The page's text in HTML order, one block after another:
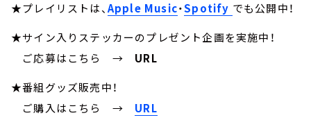
★プレイリストは、Apple Music・Spotify でも公開中！
★サイン入りステッカーのプレゼント企画を実施中！
ご応募はこちら →
URL
★番組グッズ販売中！
ご購入はこちら → URL